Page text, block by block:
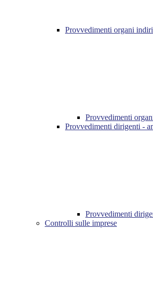
Provvedimenti organi
Provvedimenti
Provvedimenti dirigenti -
Provvedimenti
Controlli sulle imprese